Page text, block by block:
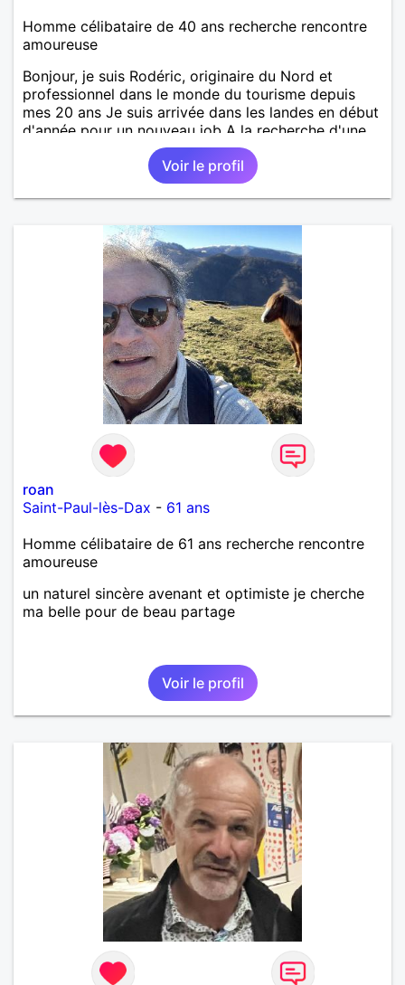
Homme célibataire de 40 ans recherche rencontre
amoureuse
Bonjour, je suis Rodéric, originaire du Nord et
professionnel dans le monde du tourisme depuis
mes 20 ans Je suis arrivée dans les landes en début
d'année pour un nouveau job A la recherche d'une
personne avec qui découvrir, partager et pourquoi
pas aimer ;) Je suis quelqu'un d'humain, sociable
avec une pointe de taquinerie ;) Au plaisir :)
Voir le profil
roan
Saint-Paul-lès-Dax - 61 ans
Homme célibataire de 61 ans recherche rencontre
amoureuse
un naturel sincère avenant et optimiste je cherche
ma belle pour de beau partage
Voir le profil